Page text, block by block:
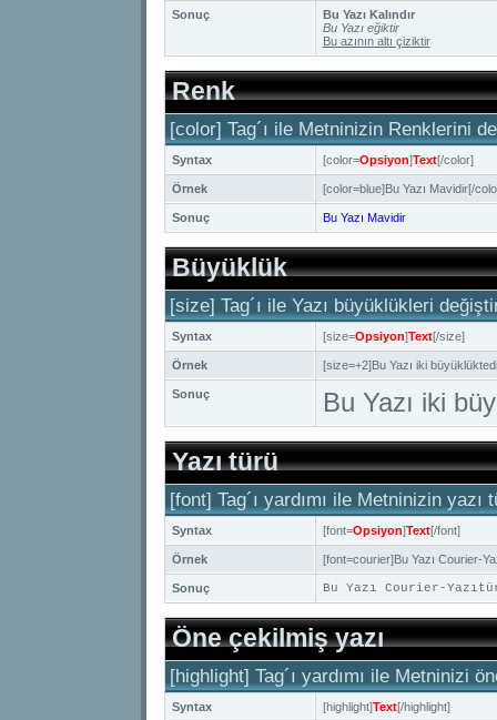
Sonuç
Bu Yazı Kalındır
Bu Yazı eğiktir
Bu azının altı çiziktir
Renk
[color] Tag´ı ile Metninizin Renklerini
Syntax [color=Opsiyon]Text[/color]
Örnek [color=blue]Bu Yazı Mavidir[/
Sonuç Bu Yazı Mavidir
Büyüklük
[size] Tag´ı ile Yazı büyüklükleri
Syntax [size=Opsiyon]Text[/size]
Örnek [size=+2]Bu Yazı iki
Sonuç Bu Yazı iki
Yazı türü
[font] Tag´ı yardımı ile Metninizin
Syntax [font=Opsiyon]Text[/font]
Örnek [font=courier]Bu Yazı Courier-
Sonuç Bu Yazı Courier-
Öne çekilmiş yazı
[highlight] Tag´ı yardımı ile Metninizi
Syntax [highlight]Text[/highlight]